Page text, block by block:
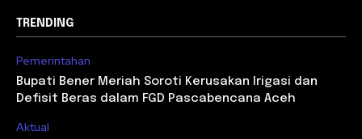
TRENDING
Pemerintahan
Bupati Bener Meriah Soroti Kerusakan Irigasi dan
Defisit Beras dalam FGD Pascabencana Aceh
Aktual